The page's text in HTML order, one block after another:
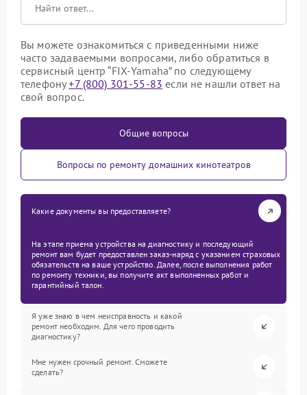
Вы можете ознакомиться с приведенными ниже
часто задаваемыми вопросами, либо обратиться в
сервисный центр “FIX-Yamaha” по следующему
телефону+7 (800) 301-55-83 если не нашли ответ на
свой вопрос.
Общие вопросы
Вопросы по ремонту домашних кинотеатров
Какие документы вы предоставляете?
На этапе приема устройства на диагностику и последующий
ремонт вам будет предоставлен заказ-наряд с указанием страховых
обязательств на ваше устройство. Далее, после выполнения работ
по ремонту техники, вы получите акт выполненных работ и
гарантийный талон.
Я уже знаю в чем неисправность и какой
ремонт необходим. Для чего проводить
диагностику?
Мне нужен срочный ремонт. Сможете
сделать?